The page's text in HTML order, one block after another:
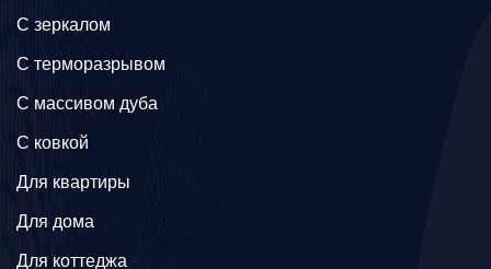
C зеркалом
C терморазрывом
C массивом дуба
C ковкой
Для квартиры
Для дома
Для коттеджа